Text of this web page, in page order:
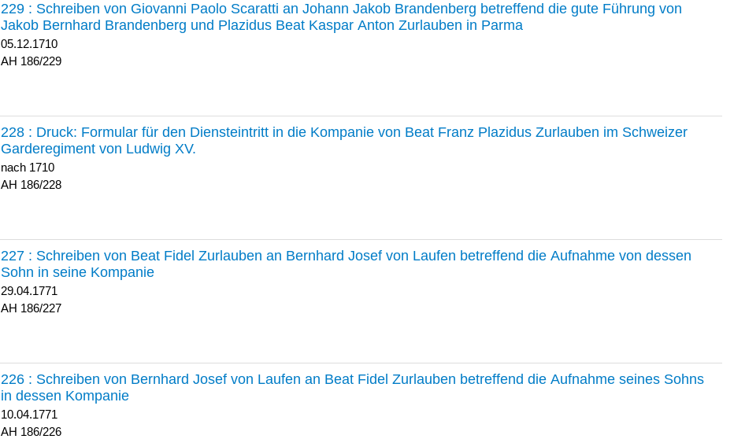
229 : Schreiben von Giovanni Paolo Scaratti an Johann Jakob Brandenberg betreffend die gute Führung von
Jakob Bernhard Brandenberg und Plazidus Beat Kaspar Anton Zurlauben in Parma
05.12.1710
186/229
228 : Druck: Formular für den Diensteintritt in die Kompanie von Beat Franz Plazidus Zurlauben im Schweizer
Garderegiment von Ludwig XV.
nach 1710
186/228
227 : Schreiben von Beat Fidel Zurlauben an Bernhard Josef von Laufen betreffend die Aufnahme von dessen
Sohn in seine Kompanie
29.04.1771
186/227
226 : Schreiben von Bernhard Josef von Laufen an Beat Fidel Zurlauben betreffend die Aufnahme seines Sohns
in dessen Kompanie
10.04.1771
186/226